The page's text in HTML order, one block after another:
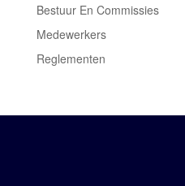
Bestuur En Commissies
Medewerkers
Reglementen